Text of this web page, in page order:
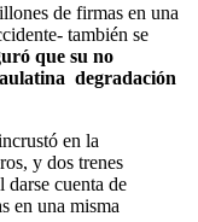
de firmas en una
también se
que su no
degradación
en la
y dos trenes
cuenta de
en una misma